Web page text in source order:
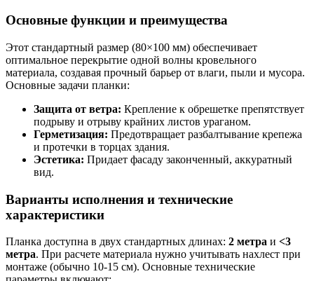
Основные функции и преимущества
Этот стандартный размер (80×100 мм) обеспечивает
оптимальное перекрытие одной волны кровельного
материала, создавая прочный барьер от влаги, пыли и мусора.
Основные задачи планки:
Защита от ветра: Крепление к обрешетке препятствует
подрыву и отрыву крайних листов ураганом.
Герметизация: Предотвращает разбалтывание крепежа
и протечки в торцах здания.
Эстетика: Придает фасаду законченный, аккуратный
вид.
Варианты исполнения и технические
характеристики
Планка доступна в двух стандартных длинах: 2 метра и <3
метра. При расчете материала нужно учитывать нахлест при
монтаже (обычно 10-15 см). Основные технические